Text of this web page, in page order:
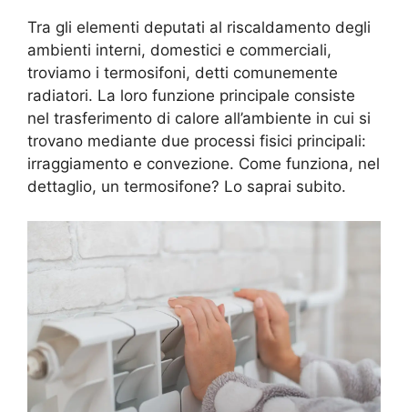
Tra gli elementi deputati al riscaldamento degli
ambienti interni, domestici e commerciali,
troviamo i termosifoni, detti comunemente
radiatori. La loro funzione principale consiste
nel trasferimento di calore all’ambiente in cui si
trovano mediante due processi fisici principali:
irraggiamento e convezione. Come funziona, nel
dettaglio, un termosifone? Lo saprai subito.